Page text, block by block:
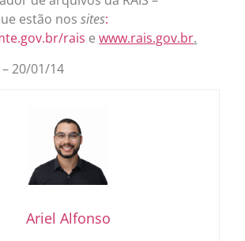
estão nossites:
rais ewww.rais.gov.br.
– 20/01/14
Ariel Alfonso